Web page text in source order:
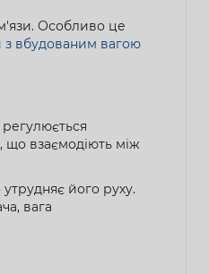
Особливо це
з вбудованим вагою
взаємодіють між
його руху.
вага